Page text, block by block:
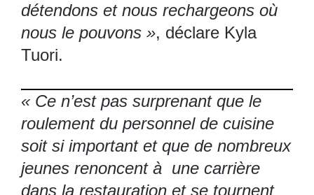
détendons et nous rechargeons où
nous le pouvons », déclare Kyla
Tuori.
« Ce n’est pas surprenant que le
roulement du personnel de cuisine
soit si important et que de nombreux
jeunes renoncent à une carrière
dans la restauration et se tournent